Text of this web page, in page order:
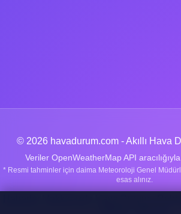
© 2026 havadurum.com - Akıllı Hava
Veriler OpenWeatherMap API
* Resmi tahminler için daima Meteoroloji Genel
esas alınız.